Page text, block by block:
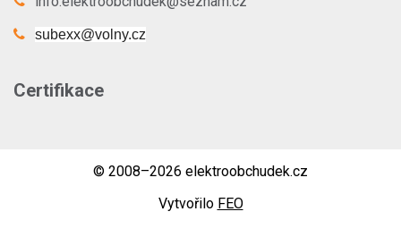
subexx@volny.cz
Certifikace
© 2008–2026 elektroobchudek.cz
Vytvořilo FEO